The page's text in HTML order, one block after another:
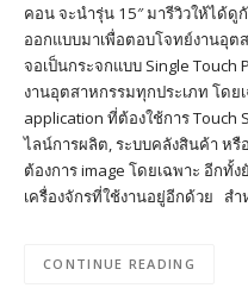
คอน จะนำรุ่น 15″ มารีวิวให้ได้ดู
ออกแบบมาเพื่อตอบโจทย์งานอุ
จอเป็นกระจกแบบ Single Touch
งานอุตสาหกรรมทุกประเภท โดย
application ที่ต้องใช้การ Touch
ไลน์การผลิต, ระบบคลังสินค้า ห
ต้องการ image โดยเฉพาะ อีกทั้
เครื่องจักรที่ใช้งานอยู่อีกด้วย สำ
CONTINUE READING